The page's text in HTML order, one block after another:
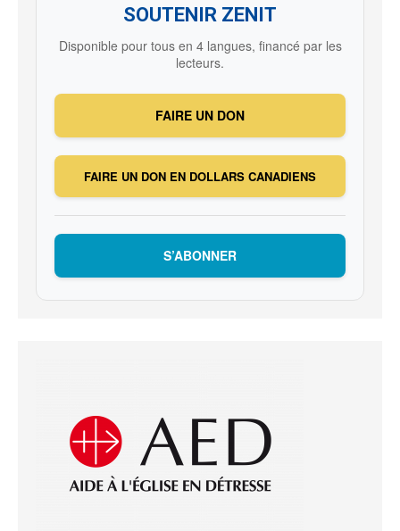
SOUTENIR ZENIT
Disponible pour tous en 4 langues, financé par les
lecteurs.
FAIRE UN DON
FAIRE UN DON EN DOLLARS CANADIENS
S’ABONNER